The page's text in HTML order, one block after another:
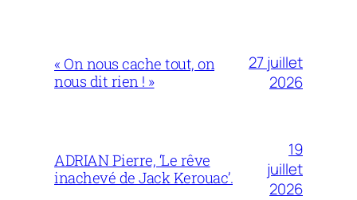
« On nous cache tout, on
nous dit rien ! »
27 juillet
2026
ADRIAN Pierre, ‘Le rêve
inachevé de Jack Kerouac’.
19
juillet
2026